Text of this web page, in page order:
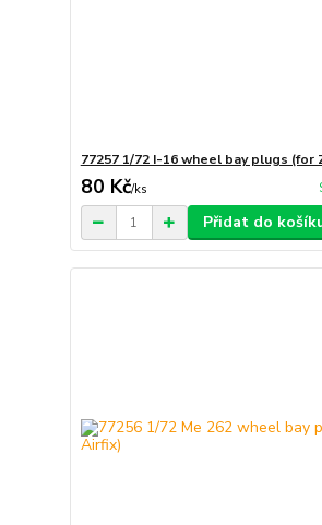
77257 1/72 I-16 wheel bay plugs (for
80 Kč/ks
Přidat do